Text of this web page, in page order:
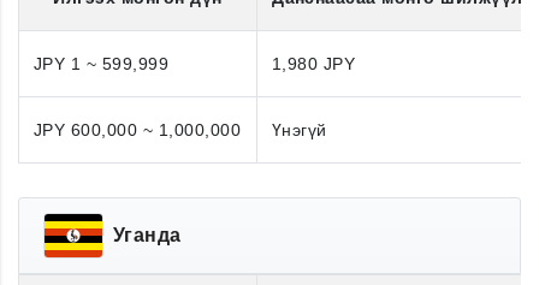
JPY 1 ~ 599,999 1,980 JPY
JPY 600,000 ~ 1,000,000 Үнэгүй
Уганда